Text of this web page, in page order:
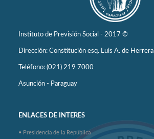
Instituto de Previsión Social - 2017 ©
Dirección: Constitución esq. Luis A. de Herrera
Teléfono: (021) 219 7000
Asunción - Paraguay
ENLACES DE INTERES
• Presidencia de la República